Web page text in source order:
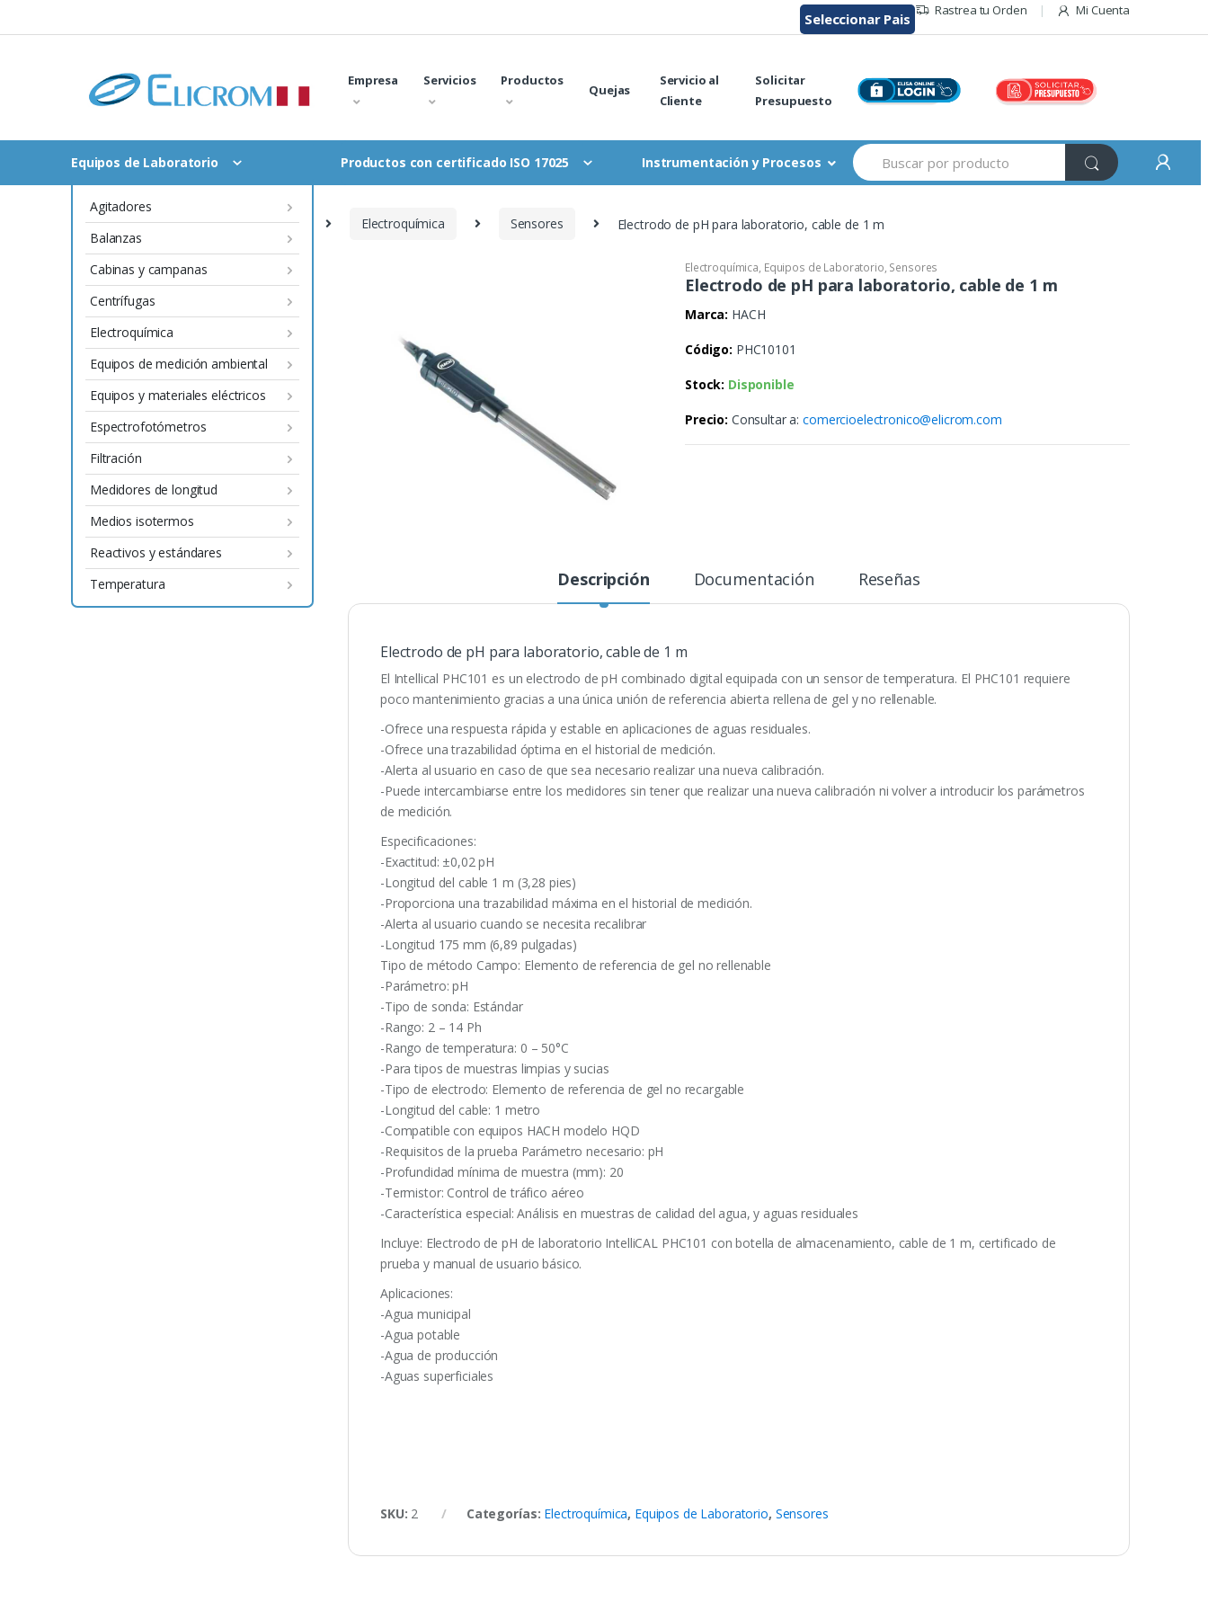
al
Rastrea tu Orden Mi Cuenta
Seleccionar Pais
Empresa Servicios Productos
Quejas
Servicio al
Cliente
Solicitar
Presupuesto
Equipos de Laboratorio
Agitadores
Balanzas
Cabinas y campanas
Centrífugas
Electroquímica
Equipos de medición ambiental
Equipos y materiales eléctricos
Espectrofotómetros
Filtración
Medidores de longitud
Medios isotermos
Reactivos y estándares
Temperatura
Productos con certificado ISO 17025 Instrumentación y Procesos
Buscar:
Inicio Equipos de Laboratorio Electroquímica Sensores Electrodo de pH para laboratorio, cable de 1 m
Electroquímica, Equipos de Laboratorio, Sensores
Electrodo de pH para laboratorio, cable de 1 m
Marca: HACH
Código: PHC10101
Stock: Disponible
Precio: Consultar a:comercioelectronico@elicrom.com
Descripción Documentación Reseñas
Electrodo de pH para laboratorio, cable de 1 m
El Intellical PHC101 es un electrodo de pH combinado digital equipada con un sensor de temperatura. El PHC101 requiere
poco mantenimiento gracias a una única unión de referencia abierta rellena de gel y no rellenable.
-Ofrece una respuesta rápida y estable en aplicaciones de aguas residuales.
-Ofrece una trazabilidad óptima en el historial de medición.
-Alerta al usuario en caso de que sea necesario realizar una nueva calibración.
-Puede intercambiarse entre los medidores sin tener que realizar una nueva calibración ni volver a introducir los parámetros
de medición.
Especificaciones:
-Exactitud: ±0,02 pH
-Longitud del cable 1 m (3,28 pies)
-Proporciona una trazabilidad máxima en el historial de medición.
-Alerta al usuario cuando se necesita recalibrar
-Longitud 175 mm (6,89 pulgadas)
Tipo de método Campo: Elemento de referencia de gel no rellenable
-Parámetro: pH
-Tipo de sonda: Estándar
-Rango: 2 – 14 Ph
-Rango de temperatura: 0 – 50°C
-Para tipos de muestras limpias y sucias
-Tipo de electrodo: Elemento de referencia de gel no recargable
-Longitud del cable: 1 metro
-Compatible con equipos HACH modelo HQD
-Requisitos de la prueba Parámetro necesario: pH
-Profundidad mínima de muestra (mm): 20
-Termistor: Control de tráfico aéreo
-Característica especial: Análisis en muestras de calidad del agua, y aguas residuales
Incluye: Electrodo de pH de laboratorio IntelliCAL PHC101 con botella de almacenamiento, cable de 1 m, certificado de
prueba y manual de usuario básico.
Aplicaciones:
-Agua municipal
-Agua potable
-Agua de producción
-Aguas superficiales
SKU: 2 Categorías: Electroquímica, Equipos de Laboratorio, Sensores